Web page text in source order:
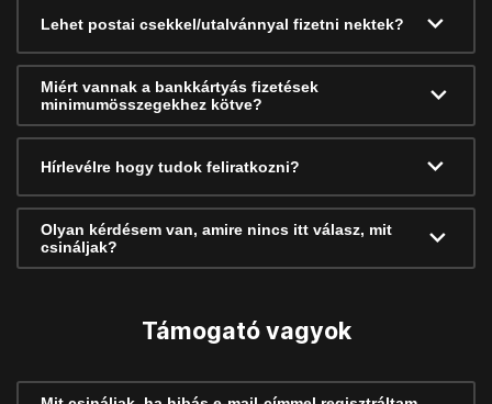
Lehet postai csekkel/utalvánnyal fizetni nektek?
Miért vannak a bankkártyás fizetések
minimumösszegekhez kötve?
Hírlevélre hogy tudok feliratkozni?
Olyan kérdésem van, amire nincs itt válasz, mit
csináljak?
Támogató vagyok